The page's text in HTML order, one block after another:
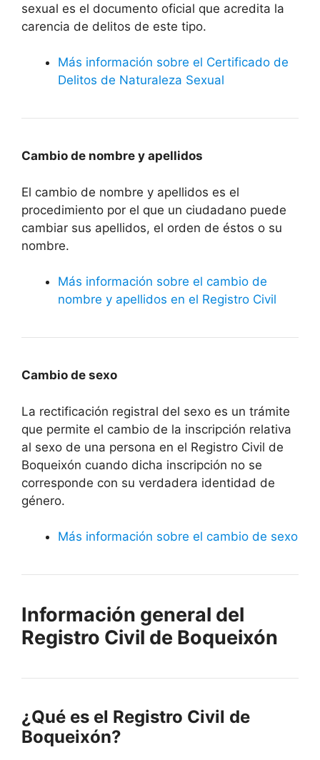
sexual es el documento oficial que acredita la
carencia de delitos de este tipo.
Más información sobre el Certificado de
Delitos de Naturaleza Sexual
Cambio de nombre y apellidos
El cambio de nombre y apellidos es el
procedimiento por el que un ciudadano puede
cambiar sus apellidos, el orden de éstos o su
nombre.
Más información sobre el cambio de
nombre y apellidos en el Registro Civil
Cambio de sexo
La rectificación registral del sexo es un trámite
que permite el cambio de la inscripción relativa
al sexo de una persona en el Registro Civil de
Boqueixón cuando dicha inscripción no se
corresponde con su verdadera identidad de
género.
Más información sobre el cambio de sexo
Información general del
Registro Civil de Boqueixón
¿Qué es el Registro Civil de
Boqueixón?